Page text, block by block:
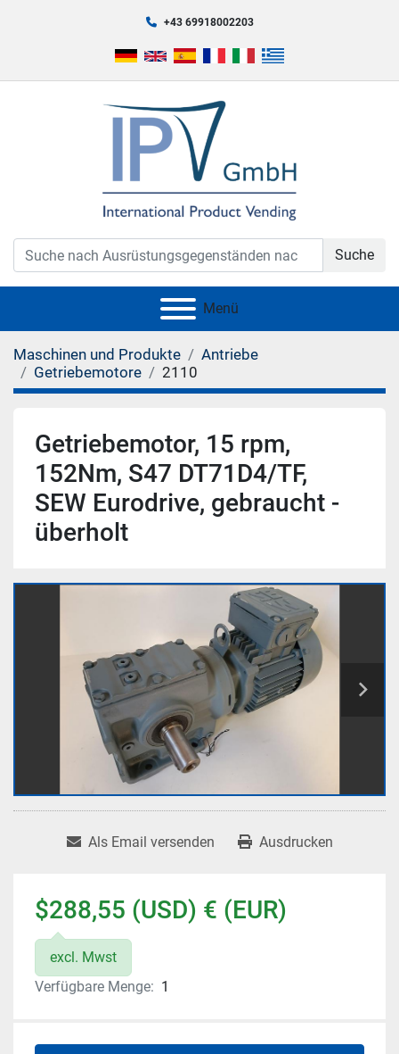
+43 69918002203
Suche
Menü
Maschinen und Produkte
Antriebe
Getriebemotore
2110
Getriebemotor, 15 rpm,
152Nm, S47 DT71D4/TF,
SEW Eurodrive, gebraucht -
überholt
Als Email versenden Ausdrucken
$288,55 (USD) € (EUR)
excl. Mwst
Verfügbare Menge: 1